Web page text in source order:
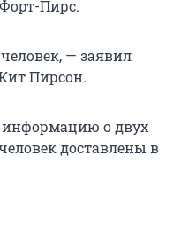
Пирс.
— заявил
Пирсон.
о двух
доставлены в